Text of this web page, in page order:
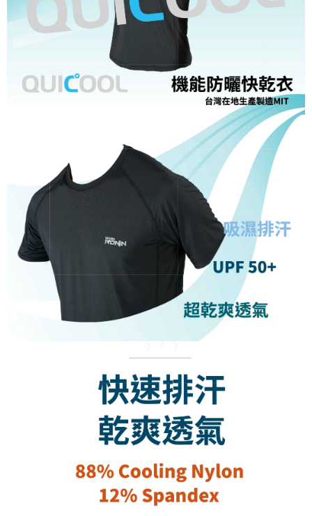
５．嚴禁一人註冊多個帳號或使用他人資訊註冊。若發現惡意使用之情形，
恩沛科技股份有限公司將有權停止該用戶之使用額度並採取法律行動。